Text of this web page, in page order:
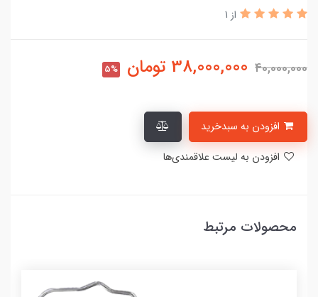
از 1
40,000,000
38,000,000 تومان 5%
محصولات مرتبط